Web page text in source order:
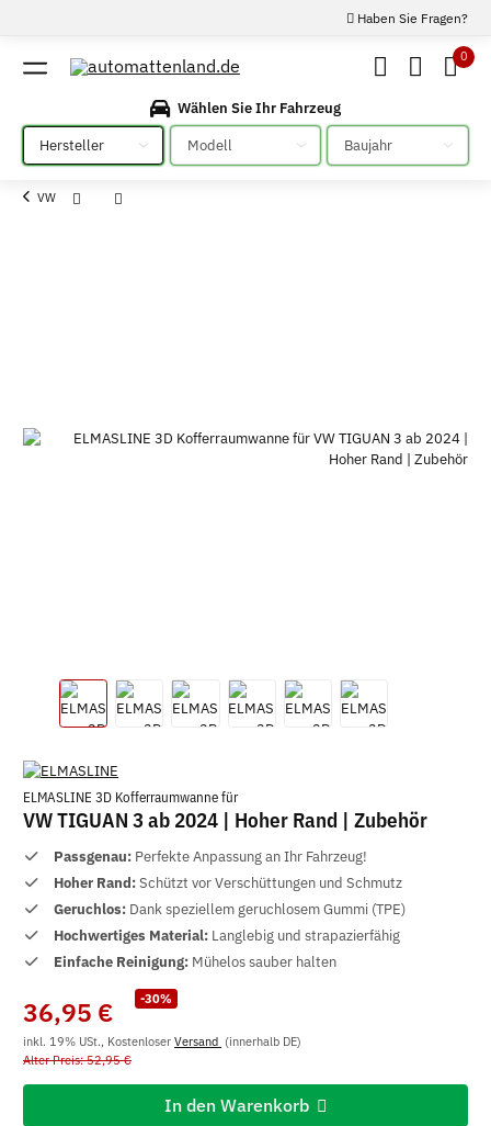
Haben Sie Fragen?
0
Wählen Sie Ihr Fahrzeug
Bitte auswählen
Bitte auswählen Bitte auswählen
VW
ELMASLINE 3D Kofferraumwanne für
VW TIGUAN 3 ab 2024 | Hoher Rand | Zubehör
Passgenau: Perfekte Anpassung an Ihr Fahrzeug!
Hoher Rand:Schützt vor Verschüttungen und Schmutz
Geruchlos: Dank speziellem geruchlosem Gummi (TPE)
Hochwertiges Material: Langlebig und strapazierfähig
Einfache Reinigung: Mühelos sauber halten
-30%
36,95 €
inkl. 19% USt., Kostenloser Versand (innerhalb DE)
Alter Preis: 52,95 €
In den Warenkorb